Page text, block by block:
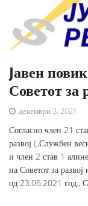
Jавен
Советот за
декември 3, 2021
Согласно член 21
развој („Службен
и член 2 став 1
на Советот за
од 23.06.2021 год.,